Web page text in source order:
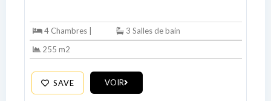
4 Chambres |
3 Salles de bain
255 m2
SAVE VOIR
LOGIN
No apps configured. Please contact